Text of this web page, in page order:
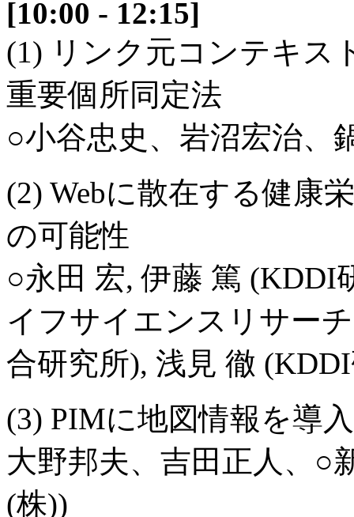
[10:00 - 12:15]
(1) リンク元コンテキス
重要個所同定法
○小谷忠史、岩沼宏治、
(2) Webに散在する健康
の可能性
○永田 宏, 伊藤 篤 (KDDI
イフサイエンスリサー
合研究所), 浅見 徹
(3) PIMに地図情報を導
大野邦夫、吉田正人、○
(株))